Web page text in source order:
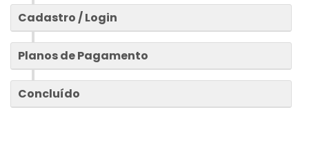
3
Cadastro / Login
4
Planos de Pagamento
Concluído